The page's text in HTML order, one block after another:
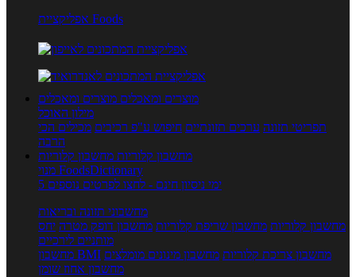
אפליקציית Foods
מוצרים ומאכלים מוצרים ומאכלים
מילון האוכל
תפריטי תזונה ערכים תזונתיים חיפוש ע"פ רכיבים מכילים הכי
הרבה
מחשבון קלוריות מחשבון קלוריות
מנוי FoodsDictionary
5 ימי ניסיון חינם - לחצו לפרטים נוספים
מחשבוני תזונה ובריאות
מחשבון קלוריות מחשבון שריפת קלוריות מחשבון דופק מטרה יחס
מותניים לירכיים
מחשבון BMI
מחשבון צריכת קלוריות מחשבון מינונים מומלצים
מחשבון אחוז שומן